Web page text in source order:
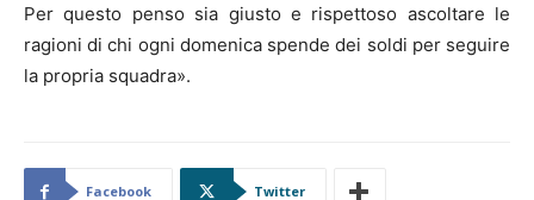
Per questo penso sia giusto e rispettoso ascoltare le
ragioni di chi ogni domenica spende dei soldi per seguire
la propria squadra».
Facebook Twitter